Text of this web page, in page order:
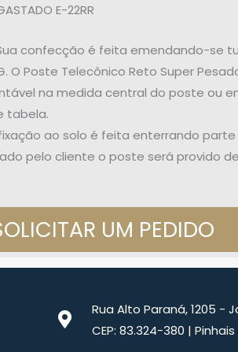
E-22RR
Sua confecção é feita emendando-se
O Poste Telecônico Reto Super
na medida central do poste ou
tabela.
ao solo é feita enterrando
pelo cliente o poste será provido
UM PEDIDO
Rua Alto Paraná, 1205 -
CEP: 83.324-380 |